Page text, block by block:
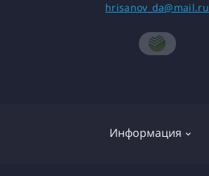
hrisanov_da@mail.ru
Информация